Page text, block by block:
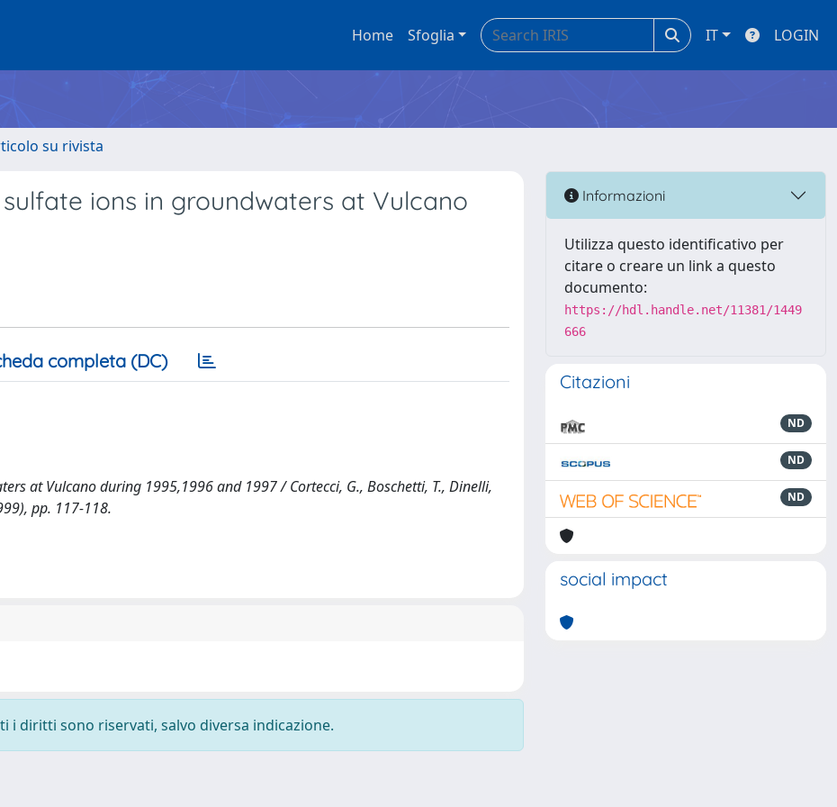
Home Sfoglia IT LOGIN
su rivista
ions in groundwaters at Vulcano
completa (DC)
at Vulcano during 1995,1996 and 1997 / Cortecci, G., Boschetti, T., Dinelli,
pp. 117-118.
diritti sono riservati, salvo diversa indicazione.
Informazioni
Utilizza questo identificativo per
citare o creare un link a questo
documento:
https://hdl.handle.net/11381/1449
666
Citazioni
ND
ND
ND
social impact